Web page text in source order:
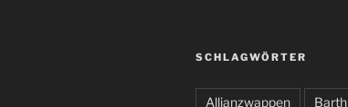
SCHLAGWÖRTER
Allianzwappen Barth